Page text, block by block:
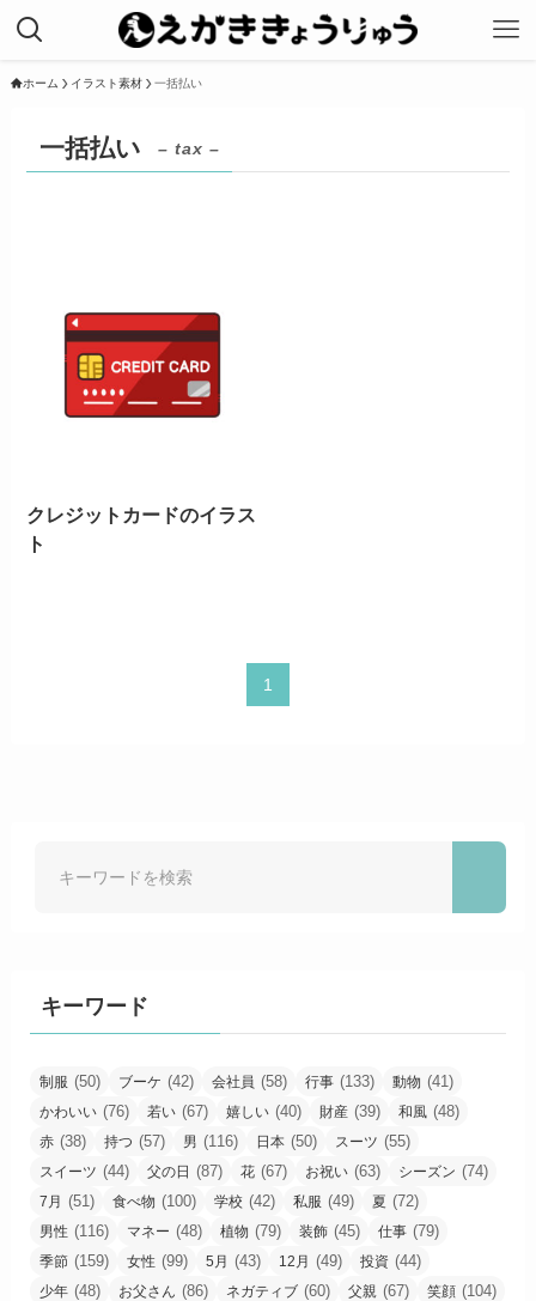
ホーム イラスト素材 一括払い
一括払い – tax –
クレジットカードのイラス
ト
1
キーワード
制服 (50) ブーケ (42) 会社員 (58) 行事 (133) 動物 (41)
かわいい (76) 若い (67) 嬉しい (40) 財産 (39) 和風 (48)
赤 (38) 持つ (57) 男 (116) 日本 (50) スーツ (55)
スイーツ (44) 父の日 (87) 花 (67) お祝い (63) シーズン (74)
7月 (51) 食べ物 (100) 学校 (42) 私服 (49) 夏 (72)
男性 (116) マネー (48) 植物 (79) 装飾 (45) 仕事 (79)
季節 (159) 女性 (99) 5月 (43) 12月 (49) 投資 (44)
少年 (48) お父さん (86) ネガティブ (60) 父親 (67) 笑顔 (104)